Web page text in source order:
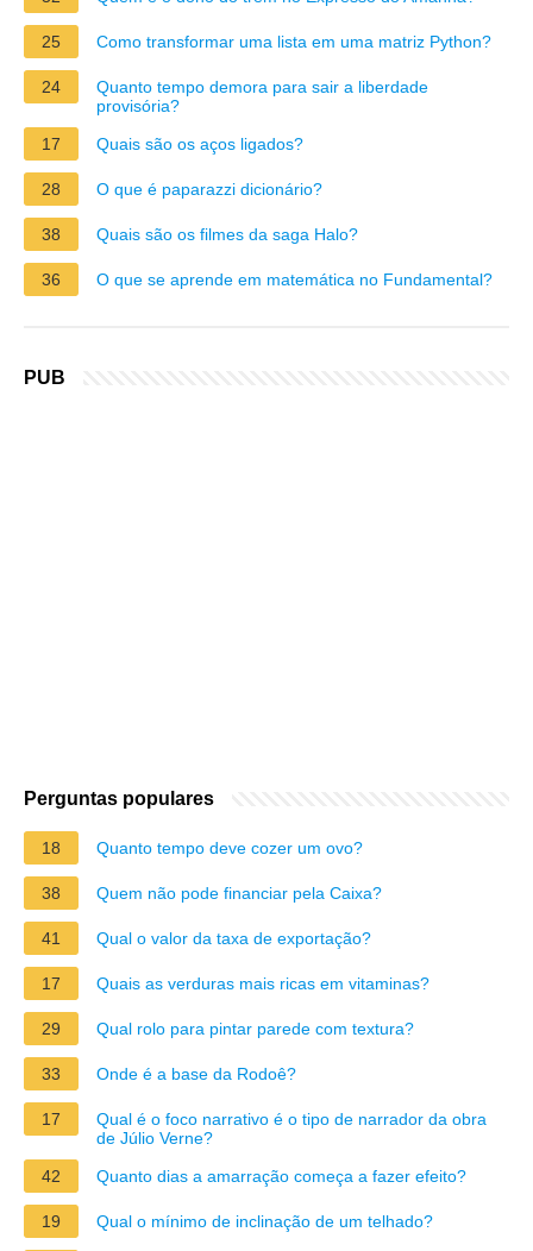
25 Como transformar uma lista em uma matriz Python?
24
Quanto tempo demora para sair a liberdade
provisória?
17
Quais são os aços ligados?
28 O que é paparazzi dicionário?
38 Quais são os filmes da saga Halo?
36 O que se aprende em matemática no Fundamental?
PUB
Perguntas populares
18 Quanto tempo deve cozer um ovo?
38 Quem não pode financiar pela Caixa?
41 Qual o valor da taxa de exportação?
17 Quais as verduras mais ricas em vitaminas?
29 Qual rolo para pintar parede com textura?
33 Onde é a base da Rodoê?
17
Qual é o foco narrativo é o tipo de narrador da obra
de Júlio Verne?
42
Quanto dias a amarração começa a fazer efeito?
19 Qual o mínimo de inclinação de um telhado?